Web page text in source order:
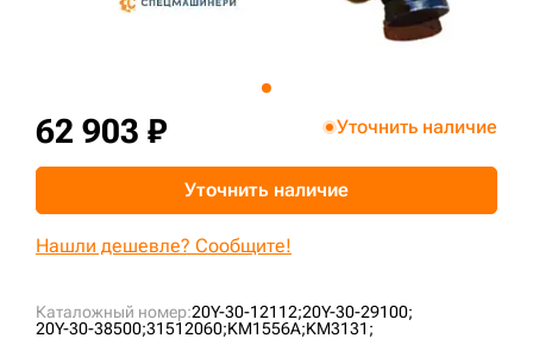
Каталожный номер:20Y-30-12112;20Y-30-29100;
20Y-30-38500;31512060;KM1556A;KM3131;
62 903 ₽ Уточнить наличие
Уточнить наличие
Нашли дешевле? Сообщите!